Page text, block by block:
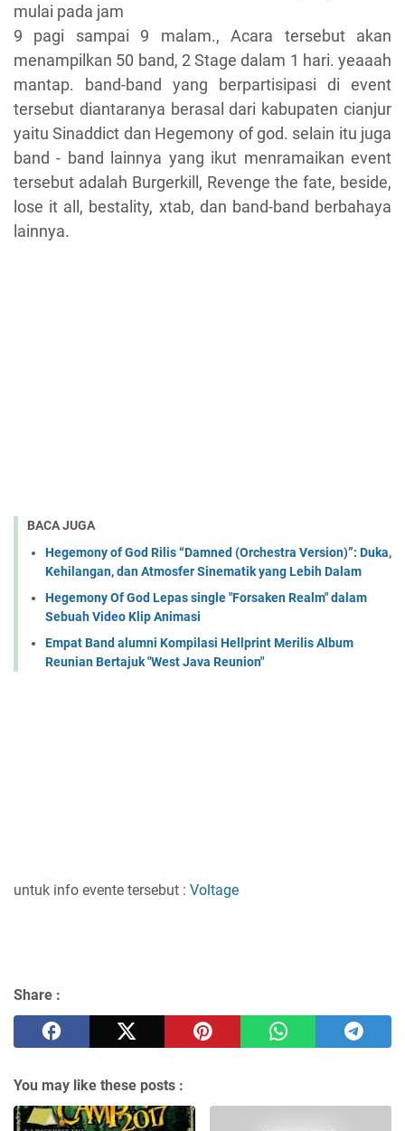
mulai pada jam
9 pagi sampai 9 malam., Acara tersebut akan
menampilkan 50 band, 2 Stage dalam 1 hari. yeaaah
mantap. band-band yang berpartisipasi di event
tersebut diantaranya berasal dari kabupaten cianjur
yaitu Sinaddict dan Hegemony of god. selain itu juga
band - band lainnya yang ikut menramaikan event
tersebut adalah Burgerkill, Revenge the fate, beside,
lose it all, bestality, xtab, dan band-band berbahaya
lainnya.
BACA JUGA
Hegemony of God Rilis “Damned (Orchestra Version)”: Duka,
Kehilangan, dan Atmosfer Sinematik yang Lebih Dalam
Hegemony Of God Lepas single "Forsaken Realm" dalam
Sebuah Video Klip Animasi
Empat Band alumni Kompilasi Hellprint Merilis Album
Reunian Bertajuk "West Java Reunion"
untuk info evente tersebut : Voltage
Share :
You may like these posts :